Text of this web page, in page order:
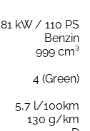
81 kW / 110 PS
Benzin
999 cm³
4 (Green)
5,7 l/100km
130 g/km